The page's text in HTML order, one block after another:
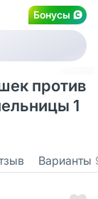
Бонусы
против
1
Варианты